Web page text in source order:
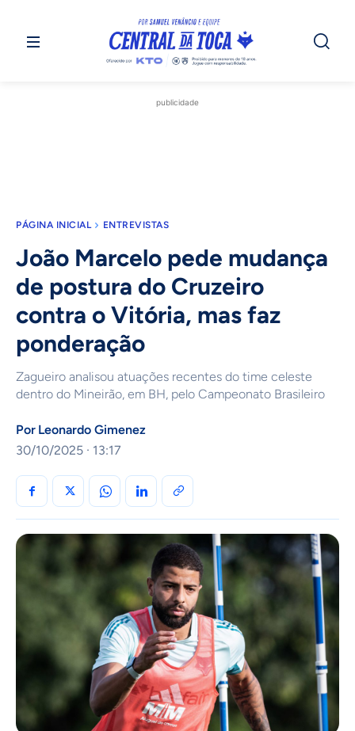
publicidade
PÁGINA INICIAL ENTREVISTAS
João Marcelo pede mudança
de postura do Cruzeiro
contra o Vitória, mas faz
ponderação
Zagueiro analisou atuações recentes do time celeste
dentro do Mineirão, em BH, pelo Campeonato Brasileiro
Por Leonardo Gimenez
30/10/2025 · 13:17